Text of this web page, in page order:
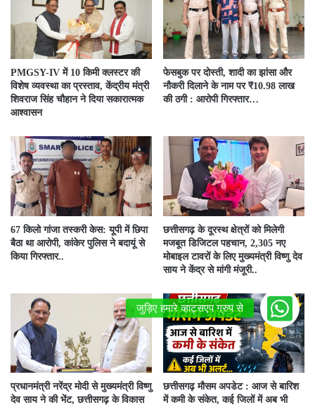
PMGSY-IV में 10 किमी क्लस्टर की
विशेष व्यवस्था का प्रस्ताव, केंद्रीय मंत्री
शिवराज सिंह चौहान ने दिया सकारात्मक
आश्वासन
फेसबुक पर दोस्ती, शादी का झांसा और
नौकरी दिलाने के नाम पर ₹10.98 लाख
की ठगी : आरोपी गिरफ्तार…
67 किलो गांजा तस्करी केस: यूपी में छिपा
बैठा था आरोपी, कांकेर पुलिस ने बदायूं से
किया गिरफ्तार..
छत्तीसगढ़ के दूरस्थ क्षेत्रों को मिलेगी
मजबूत डिजिटल पहचान, 2,305 नए
मोबाइल टावरों के लिए मुख्यमंत्री विष्णु देव
साय ने केंद्र से मांगी मंजूरी..
प्रधानमंत्री नरेंद्र मोदी से मुख्यमंत्री विष्णु
देव साय ने की भेंट, छत्तीसगढ़ के विकास
छत्तीसगढ़ मौसम अपडेट : आज से बारिश
में कमी के संकेत, कई जिलों में अब भी